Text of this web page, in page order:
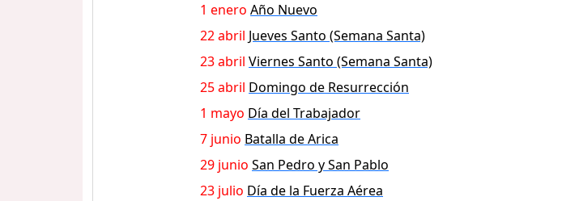
1 enero Año Nuevo
22 abril Jueves Santo (Semana Santa)
23 abril Viernes Santo (Semana Santa)
25 abril Domingo de Resurrección
1 mayo Día del Trabajador
7 junio Batalla de Arica
29 junio San Pedro y San Pablo
23 julio Día de la Fuerza Aérea